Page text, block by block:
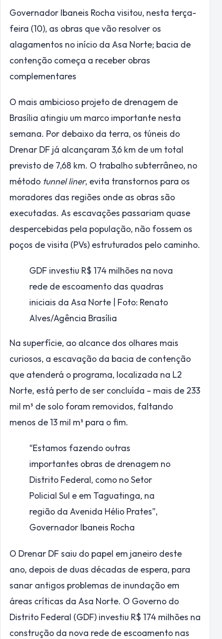
Governador Ibaneis Rocha visitou, nesta terça-
feira (10), as obras que vão resolver os
alagamentos no início da Asa Norte; bacia de
contenção começa a receber obras
complementares
O mais ambicioso projeto de drenagem de
Brasília atingiu um marco importante nesta
semana. Por debaixo da terra, os túneis do
Drenar DF já alcançaram 3,6 km de um total
previsto de 7,68 km. O trabalho subterrâneo, no
método tunnel liner, evita transtornos para os
moradores das regiões onde as obras são
executadas. As escavações passariam quase
despercebidas pela população, não fossem os
poços de visita (PVs) estruturados pelo caminho.
GDF investiu R$ 174 milhões na nova
rede de escoamento das quadras
iniciais da Asa Norte | Foto: Renato
Alves/Agência Brasília
Na superfície, ao alcance dos olhares mais
curiosos, a escavação da bacia de contenção
que atenderá o programa, localizada na L2
Norte, está perto de ser concluída – mais de 233
mil m³ de solo foram removidos, faltando
menos de 13 mil m³ para o fim.
“Estamos fazendo outras
importantes obras de drenagem no
Distrito Federal, como no Setor
Policial Sul e em Taguatinga, na
região da Avenida Hélio Prates”,
Governador Ibaneis Rocha
O Drenar DF saiu do papel em janeiro deste
ano, depois de duas décadas de espera, para
sanar antigos problemas de inundação em
áreas críticas da Asa Norte. O Governo do
Distrito Federal (GDF) investiu R$ 174 milhões na
construção da nova rede de escoamento nas